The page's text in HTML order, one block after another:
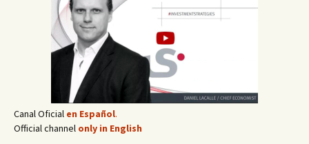
Canal Oficial en Español.
Official channel only in English